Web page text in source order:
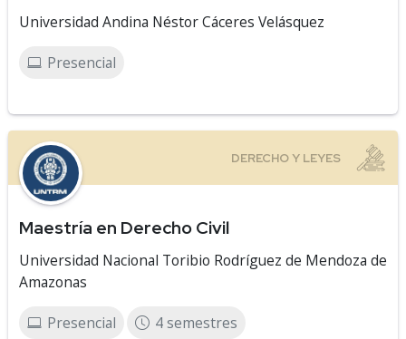
Universidad Andina Néstor Cáceres Velásquez
Presencial
Maestría en Derecho Civil
Universidad Nacional Toribio Rodríguez de Mendoza de
Amazonas
Presencial 4 semestres